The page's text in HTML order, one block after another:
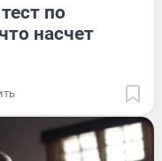
по
насчет